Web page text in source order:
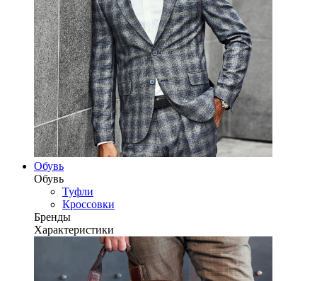
Обувь
Обувь
Туфли
Кроссовки
Бренды
Характеристики